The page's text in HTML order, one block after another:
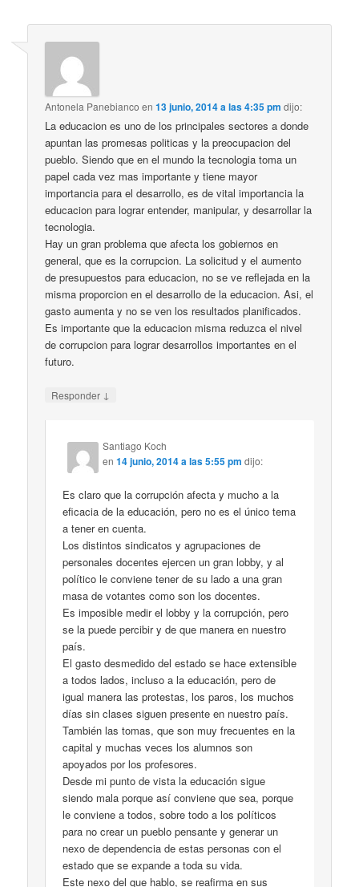
Antonela Panebianco en13 junio, 2014 a las 4:35 pm dijo:
La educacion es uno de los principales sectores a donde
apuntan las promesas politicas y la preocupacion del
pueblo. Siendo que en el mundo la tecnologia toma un
papel cada vez mas importante y tiene mayor
importancia para el desarrollo, es de vital importancia la
educacion para lograr entender, manipular, y desarrollar la
tecnologia.
Hay un gran problema que afecta los gobiernos en
general, que es la corrupcion. La solicitud y el aumento
de presupuestos para educacion, no se ve reflejada en la
misma proporcion en el desarrollo de la educacion. Asi, el
gasto aumenta y no se ven los resultados planificados.
Es importante que la educacion misma reduzca el nivel
de corrupcion para lograr desarrollos importantes en el
futuro.
Responder ↓
Santiago Koch
en14 junio, 2014 a las 5:55 pm dijo:
Es claro que la corrupción afecta y mucho a la
eficacia de la educación, pero no es el único tema
a tener en cuenta.
Los distintos sindicatos y agrupaciones de
personales docentes ejercen un gran lobby, y al
político le conviene tener de su lado a una gran
masa de votantes como son los docentes.
Es imposible medir el lobby y la corrupción, pero
se la puede percibir y de que manera en nuestro
país.
El gasto desmedido del estado se hace extensible
a todos lados, incluso a la educación, pero de
igual manera las protestas, los paros, los muchos
días sin clases siguen presente en nuestro país.
También las tomas, que son muy frecuentes en la
capital y muchas veces los alumnos son
apoyados por los profesores.
Desde mi punto de vista la educación sigue
siendo mala porque así conviene que sea, porque
le conviene a todos, sobre todo a los políticos
para no crear un pueblo pensante y generar un
nexo de dependencia de estas personas con el
estado que se expande a toda su vida.
Este nexo del que hablo, se reafirma en sus